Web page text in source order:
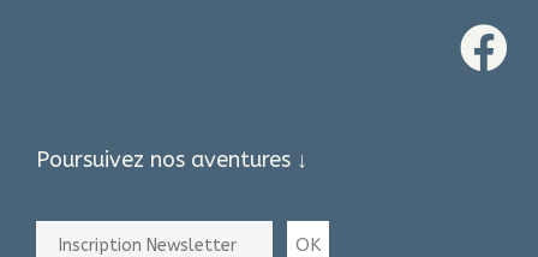
Poursuivez nos aventures ↓